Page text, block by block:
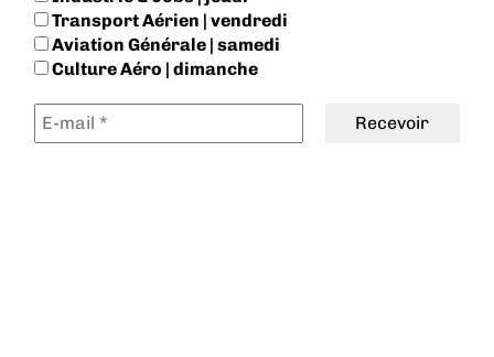
Transport Aérien | vendredi
Aviation Générale | samedi
Culture Aéro | dimanche